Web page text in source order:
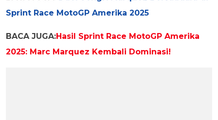
Sprint Race MotoGP Amerika 2025
BACA JUGA:Hasil Sprint Race MotoGP Amerika
2025: Marc Marquez Kembali Dominasi!